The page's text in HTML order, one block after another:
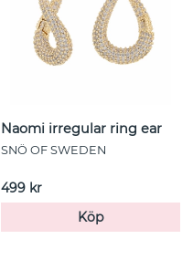
Naomi irregular ring ear
SNÖ OF SWEDEN
499 kr
Köp